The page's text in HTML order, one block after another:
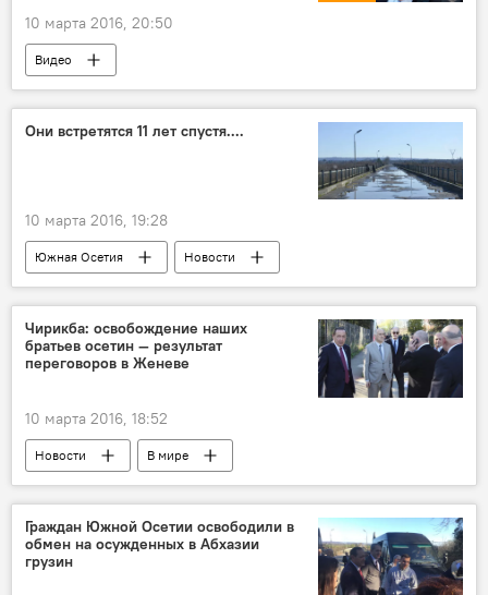
10 марта 2016, 20:50
Видео
Четверо граждан Южной Осетии вышли из грузинских тюрем
Они встретятся 11 лет спустя....
10 марта 2016, 19:28
Южная Осетия
Новости
Четверо граждан Южной Осетии вышли из грузинских тюрем
Чирикба: освобождение наших
братьев осетин — результат
переговоров в Женеве
10 марта 2016, 18:52
Новости
В мире
Четверо граждан Южной Осетии вышли из грузинских тюрем
Граждан Южной Осетии освободили в
обмен на осужденных в Абхазии
грузин